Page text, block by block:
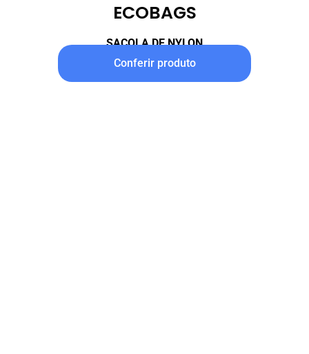
ECOBAGS
SACOLA DE NYLON
Conferir produto